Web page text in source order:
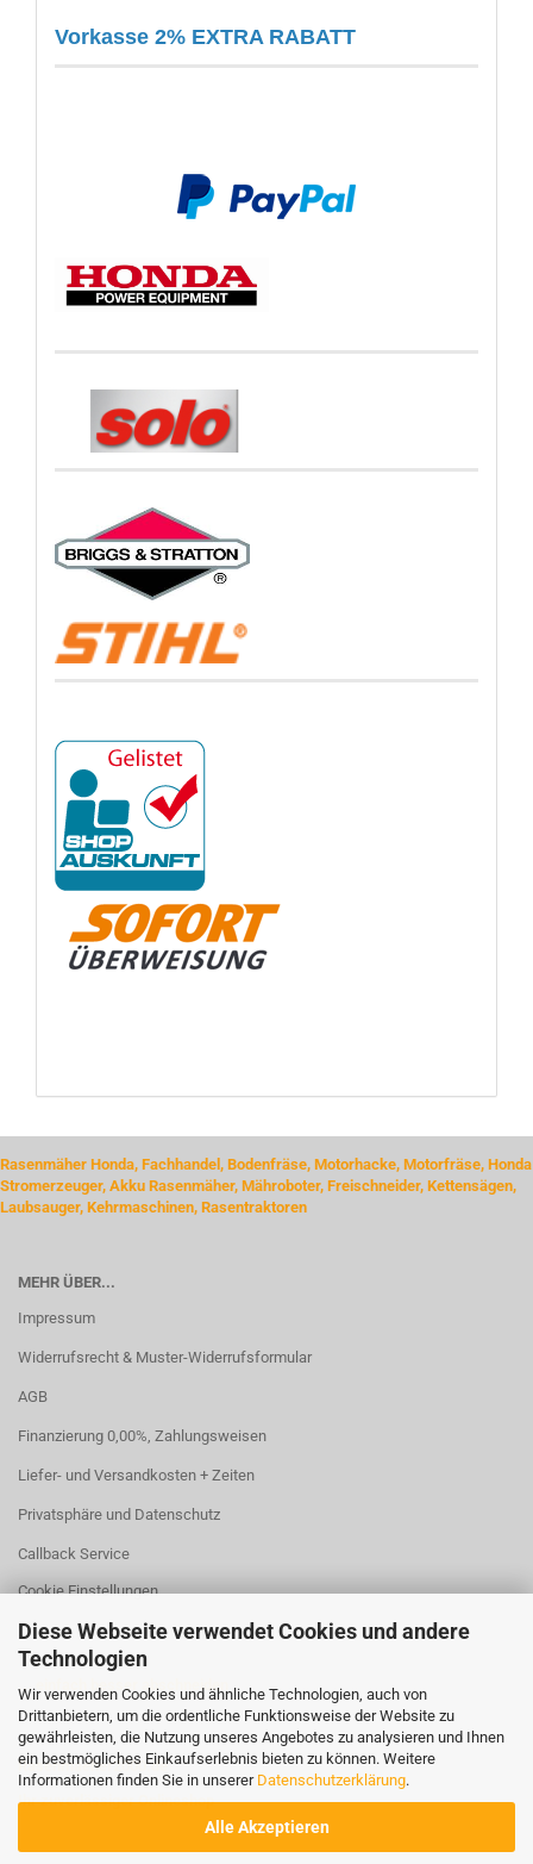
Diese Webseite verwendet Cookies und andere
Technologien
Wir verwenden Cookies und ähnliche Technologien, auch von
Drittanbietern, um die ordentliche Funktionsweise der Website zu
gewährleisten, die Nutzung unseres Angebotes zu analysieren und Ihnen
ein bestmögliches Einkaufserlebnis bieten zu können. Weitere
Informationen finden Sie in unserer Datenschutzerklärung.
Alle Akzeptieren
Vorkasse 2% EXTRA RABATT
Rasenmäher Honda, Fachhandel, Bodenfräse, Motorhacke, Motorfräse, Honda
Stromerzeuger, Akku Rasenmäher, Mähroboter, Freischneider, Kettensägen,
Laubsauger, Kehrmaschinen, Rasentraktoren
MEHR ÜBER...
Impressum
Widerrufsrecht & Muster-Widerrufsformular
AGB
Finanzierung 0,00%, Zahlungsweisen
Liefer- und Versandkosten + Zeiten
Privatsphäre und Datenschutz
Callback Service
Cookie Einstellungen
... einfach besser abschneiden
Rasenmaeher2000.de
Ihr zuverlässiger Onlineshop